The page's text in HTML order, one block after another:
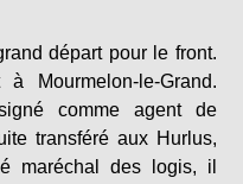
départ pour le front.
Mourmelon-le-Grand.
comme agent de
transféré aux Hurlus,
maréchal des logis, il